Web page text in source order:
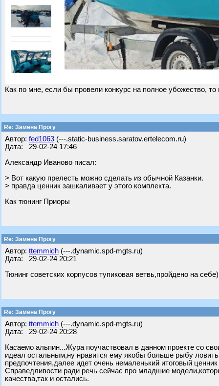
Как по мне, если бы провели конкурс на полное убожество,
Re: Замена Прогу
Автор: fed1063 (---.static-business.saratov.ertelecom.ru)
Дата: 29-02-24 17:46
Александр Иваново писал:
> Вот какую прелесть можно сделать из обычной Казанки.
> правда ценник зашкаливает у этого комплекта.
Как тюнинг Приоры
Re: Замена Прогу
Автор: ttemmich (---.dynamic.spd-mgts.ru)
Дата: 29-02-24 20:21
Тюнинг советских корпусов тупиковая ветвь,пройдено на себе)
Re: Замена Прогу
Автор: ttemmich (---.dynamic.spd-mgts.ru)
Дата: 29-02-24 20:28
Касаемо альпин...Жура поучаствовал в данном проекте со
идеал остальным,ну нравится ему якобы больше рыбу
предпочтения,далее идет очень немаленький итоговый
Справедливости ради речь сейчас про младшие
качества,так и остались.